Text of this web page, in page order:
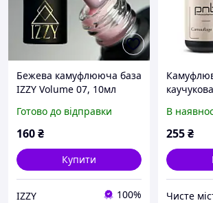
Бежева камуфлююча база
IZZY Volume 07, 10мл
Готово до відправки
160₴
Купити
IZZY 100%
В
255₴
Чисте